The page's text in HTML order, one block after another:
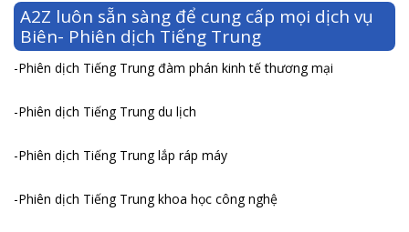
A2Z luôn sẵn sàng để cung cấp mọi dịch vụ
Biên- Phiên dịch Tiếng Trung
-Phiên dịch Tiếng Trung đàm phán kinh tế thương mại
-Phiên dịch Tiếng Trung du lịch
-Phiên dịch Tiếng Trung lắp ráp máy
-Phiên dịch Tiếng Trung khoa học công nghệ